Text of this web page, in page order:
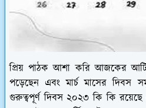
প্রিয় পাঠক আশা করি আজকের
পড়েছেন এবং মার্চ মাসের দিবস
গুরুত্বপূর্ণ দিবস ২০২৩ কি কি রয়েছে